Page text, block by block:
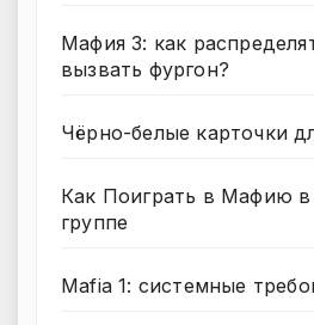
Мафия 3: как
вызвать фургон?
Чёрно-белые карточки
Как Поиграть в Мафию в
группе
Mafia 1: системные